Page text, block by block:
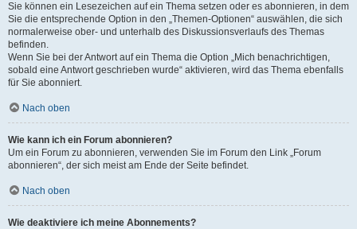
Sie können ein Lesezeichen auf ein Thema setzen oder es abonnieren, in dem
Sie die entsprechende Option in den „Themen-Optionen“ auswählen, die sich
normalerweise ober- und unterhalb des Diskussionsverlaufs des Themas
befinden.
Wenn Sie bei der Antwort auf ein Thema die Option „Mich benachrichtigen,
sobald eine Antwort geschrieben wurde“ aktivieren, wird das Thema ebenfalls
für Sie abonniert.
Nach oben
Wie kann ich ein Forum abonnieren?
Um ein Forum zu abonnieren, verwenden Sie im Forum den Link „Forum
abonnieren“, der sich meist am Ende der Seite befindet.
Nach oben
Wie deaktiviere ich meine Abonnements?